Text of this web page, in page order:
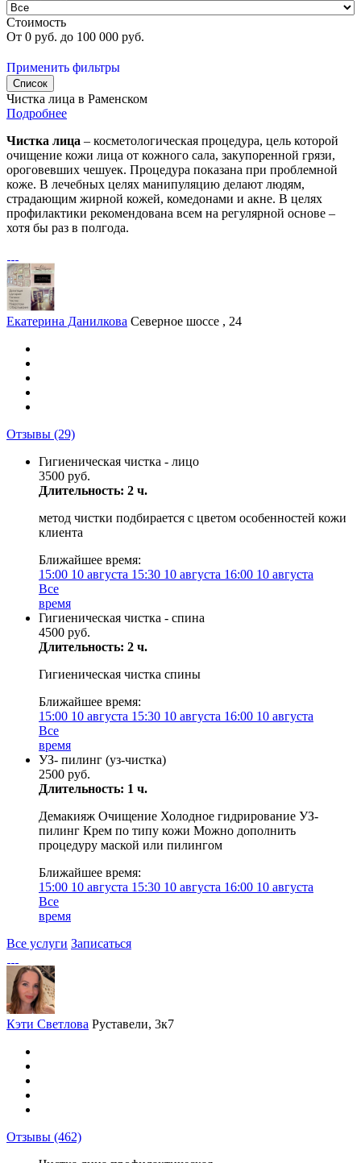
Стоимость
От 0 руб. до 100 000 руб.
Применить фильтры
Список
Чистка лица в Раменском
Подробнее
Чистка лица – косметологическая процедура, цель которой
очищение кожи лица от кожного сала, закупоренной грязи,
ороговевших чешуек. Процедура показана при проблемной
коже. В лечебных целях манипуляцию делают людям,
страдающим жирной кожей, комедонами и акне. В целях
профилактики рекомендована всем на регулярной основе –
хотя бы раз в полгода.
Екатерина Данилкова Северное шоссе , 24
Отзывы (29)
Гигиеническая чистка - лицо
3500 руб.
Длительность: 2 ч.
метод чистки подбирается с цветом особенностей кожи
клиента
Ближайшее время:
15:00 10 августа 15:30 10 августа 16:00 10 августа
Все
время
Гигиеническая чистка - спина
4500 руб.
Длительность: 2 ч.
Гигиеническая чистка спины
Ближайшее время:
15:00 10 августа 15:30 10 августа 16:00 10 августа
Все
время
УЗ- пилинг (уз-чистка)
2500 руб.
Длительность: 1 ч.
Демакияж Очищение Холодное гидрирование УЗ-
пилинг Крем по типу кожи Можно дополнить
процедуру маской или пилингом
Ближайшее время:
15:00 10 августа 15:30 10 августа 16:00 10 августа
Все
время
Все услуги Записаться
Кэти Светлова Руставели, 3к7
Отзывы (462)